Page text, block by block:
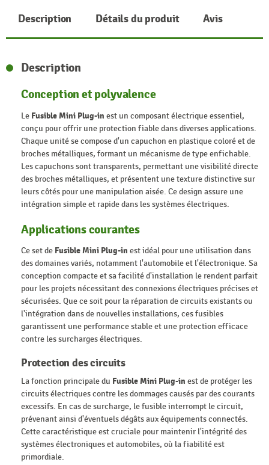
Description Détails du produit Avis
Description
Conception et polyvalence
Le Fusible Mini Plug-in est un composant électrique essentiel,
conçu pour offrir une protection fiable dans diverses applications.
Chaque unité se compose d'un capuchon en plastique coloré et de
broches métalliques, formant un mécanisme de type enfichable.
Les capuchons sont transparents, permettant une visibilité directe
des broches métalliques, et présentent une texture distinctive sur
leurs côtés pour une manipulation aisée. Ce design assure une
intégration simple et rapide dans les systèmes électriques.
Applications courantes
Ce set de Fusible Mini Plug-in est idéal pour une utilisation dans
des domaines variés, notamment l'automobile et l'électronique. Sa
conception compacte et sa facilité d'installation le rendent parfait
pour les projets nécessitant des connexions électriques précises et
sécurisées. Que ce soit pour la réparation de circuits existants ou
l'intégration dans de nouvelles installations, ces fusibles
garantissent une performance stable et une protection efficace
contre les surcharges électriques.
Protection des circuits
La fonction principale du Fusible Mini Plug-in est de protéger les
circuits électriques contre les dommages causés par des courants
excessifs. En cas de surcharge, le fusible interrompt le circuit,
prévenant ainsi d'éventuels dégâts aux équipements connectés.
Cette caractéristique est cruciale pour maintenir l'intégrité des
systèmes électroniques et automobiles, où la fiabilité est
primordiale.